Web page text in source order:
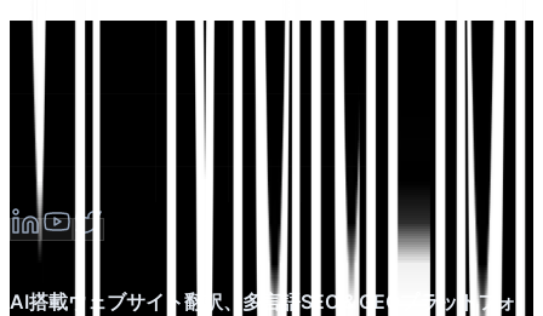
AI搭載ウェブサイト翻訳、多言語SEO＆GEOプラットフォ